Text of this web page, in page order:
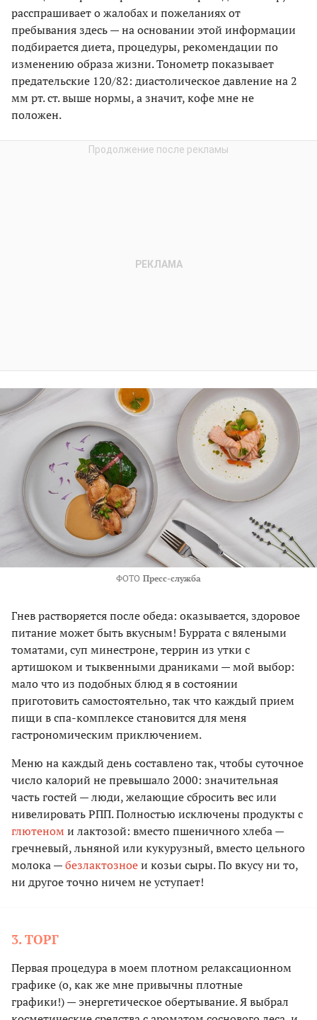
расспрашивает о жалобах и пожеланиях от
пребывания здесь — на основании этой информации
подбирается диета, процедуры, рекомендации по
изменению образа жизни. Тонометр показывает
предательские 120/82: диастолическое давление на 2
мм рт. ст. выше нормы, а значит, кофе мне не
положен.
ФОТО Пресс-служба
Гнев растворяется после обеда: оказывается, здоровое
питание может быть вкусным! Буррата с вялеными
томатами, суп минестроне, террин из утки с
артишоком и тыквенными драниками — мой выбор:
мало что из подобных блюд я в состоянии
приготовить самостоятельно, так что каждый прием
пищи в спа-комплексе становится для меня
гастрономическим приключением.
Меню на каждый день составлено так, чтобы суточное
число калорий не превышало 2000: значительная
часть гостей — люди, желающие сбросить вес или
нивелировать РПП. Полностью исключены продукты с
глютеном и лактозой: вместо пшеничного хлеба —
гречневый, льняной или кукурузный, вместо цельного
молока —безлактозноеи козьи сыры. По вкусу ни то,
ни другое точно ничем не уступает!
3. ТОРГ
Первая процедура в моем плотном релаксационном
графике (о, как же мне привычны плотные
графики!) — энергетическое обертывание. Я выбрал